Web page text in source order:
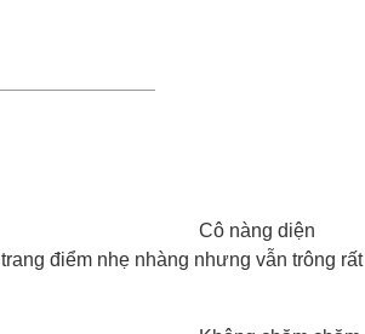
Cô nàng diện
điểm nhẹ nhàng nhưng vẫn trông rất